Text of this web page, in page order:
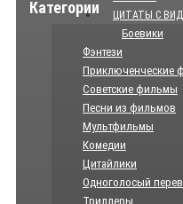
Категории
ЦИТАТЫ С
Боевики
Фэнтези
Приключенческие
Советские фильмы
Песни из фильмов
Мультфильмы
Комедии
Цитайлики
Одноголосый
Триллеры